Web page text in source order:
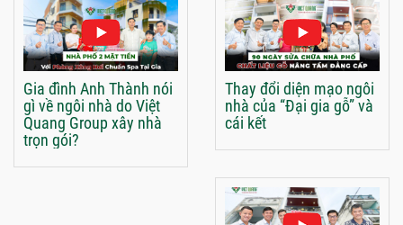
Gia đình Anh Thành nói
gì về ngôi nhà do Việt
Quang Group xây nhà
trọn gói?
Thay đổi diện mạo ngôi
nhà của “Đại gia gỗ” và
cái kết